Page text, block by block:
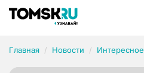
Главная Новости Интересное